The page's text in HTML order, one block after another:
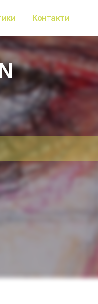
Контакти